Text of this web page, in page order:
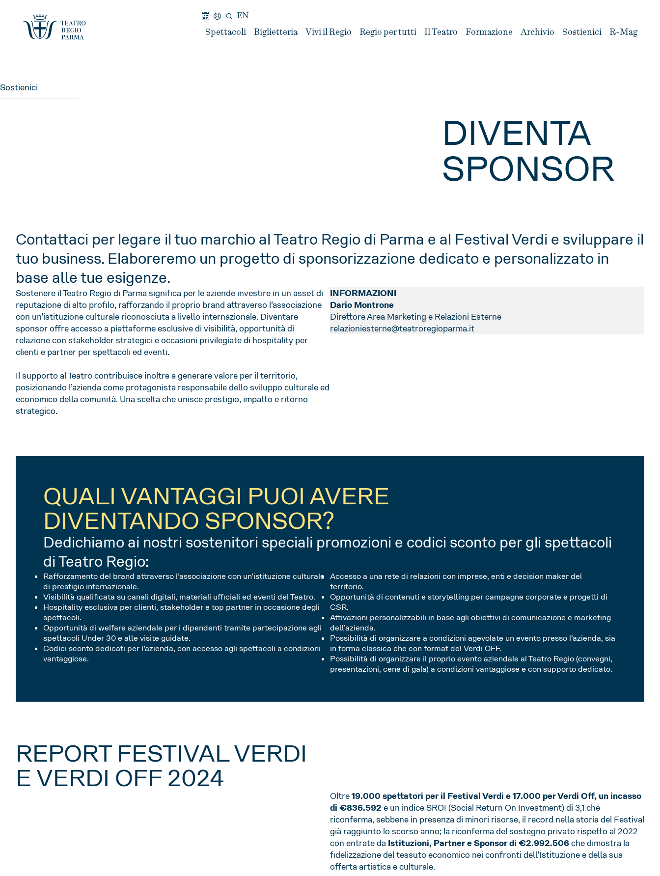
EN
Spettacoli Biglietteria Vivi il Regio Regio per tutti Il Teatro Formazione Archivio Sostienici R-Mag
Sostienici
DIVENTA
SPONSOR
Contattaci per legare il tuo marchio al Teatro Regio di Parma e al Festival Verdi e sviluppare il
tuo business. Elaboreremo un progetto di sponsorizzazione dedicato e personalizzato in
base alle tue esigenze.
Sostenere il Teatro Regio di Parma significa per le aziende investire in un asset di
reputazione di alto profilo, rafforzando il proprio brand attraverso l’associazione
con un’istituzione culturale riconosciuta a livello internazionale. Diventare
sponsor offre accesso a piattaforme esclusive di visibilità, opportunità di
relazione con stakeholder strategici e occasioni privilegiate di hospitality per
clienti e partner per spettacoli ed eventi.
Il supporto al Teatro contribuisce inoltre a generare valore per il territorio,
posizionando l’azienda come protagonista responsabile dello sviluppo culturale ed
economico della comunità. Una scelta che unisce prestigio, impatto e ritorno
strategico.
INFORMAZIONI
Dario Montrone
Direttore Area Marketing e Relazioni Esterne
relazioniesterne@teatroregioparma.it
QUALI VANTAGGI PUOI AVERE
DIVENTANDO SPONSOR?
Dedichiamo ai nostri sostenitori speciali promozioni e codici sconto per gli spettacoli
di Teatro Regio:
Rafforzamento del brand attraverso l’associazione con un’istituzione culturale
di prestigio internazionale.
Visibilità qualificata su canali digitali, materiali ufficiali ed eventi del Teatro.
Hospitality esclusiva per clienti, stakeholder e top partner in occasione degli
spettacoli.
Opportunità di welfare aziendale per i dipendenti tramite partecipazione agli
spettacoli Under 30 e alle visite guidate.
Codici sconto dedicati per l’azienda, con accesso agli spettacoli a condizioni
vantaggiose.
Accesso a una rete di relazioni con imprese, enti e decision maker del
territorio.
Opportunità di contenuti e storytelling per campagne corporate e progetti di
CSR.
Attivazioni personalizzabili in base agli obiettivi di comunicazione e marketing
dell’azienda.
Possibilità di organizzare a condizioni agevolate un evento presso l’azienda, sia
in forma classica che con format del Verdi OFF.
Possibilità di organizzare il proprio evento aziendale al Teatro Regio (convegni,
presentazioni, cene di gala) a condizioni vantaggiose e con supporto dedicato.
REPORT FESTIVAL VERDI
E VERDI OFF 2024
Oltre19.000 spettatori per il Festival Verdi e 17.000 per Verdi Off, un incasso
di €836.592 e un indice SROI (Social Return On Investment) di 3,1 che
riconferma, sebbene in presenza di minori risorse, il record nella storia del Festival
già raggiunto lo scorso anno; la riconferma del sostegno privato rispetto al 2022
con entrate da Istituzioni, Partner e Sponsor di €2.992.506che dimostra la
fidelizzazione del tessuto economico nei confronti dell’Istituzione e della sua
offerta artistica e culturale.